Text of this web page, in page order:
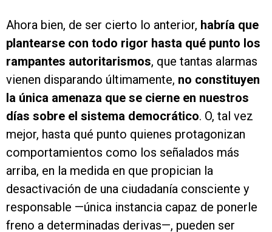
Ahora bien, de ser cierto lo anterior, habría que
plantearse con todo rigor hasta qué punto los
rampantes autoritarismos, que tantas alarmas
vienen disparando últimamente, no constituyen
la única amenaza que se cierne en nuestros
días sobre el sistema democrático. O, tal vez
mejor, hasta qué punto quienes protagonizan
comportamientos como los señalados más
arriba, en la medida en que propician la
desactivación de una ciudadanía consciente y
responsable —única instancia capaz de ponerle
freno a determinadas derivas—, pueden ser